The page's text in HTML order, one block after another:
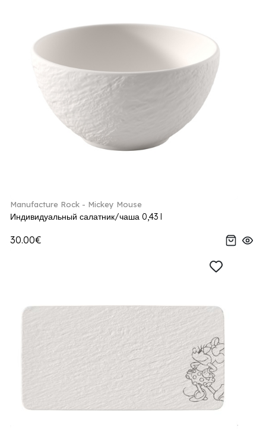
Manufacture Rock - Mickey Mouse
Индивидуальный салатник/чаша 0,43 l
30.00€